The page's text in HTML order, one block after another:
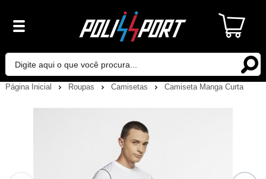
Página Inicial Roupas Camisetas Camiseta Manga Curta